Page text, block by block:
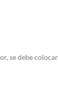
se debe